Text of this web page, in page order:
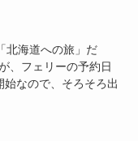
北海道への旅」だ
、フェリーの予約日
なので、そろそろ出